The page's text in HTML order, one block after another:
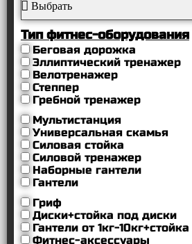
Тип фитнес-оборудования
Беговая дорожка
Эллиптический тренажер
Велотренажер
Степпер
Гребной тренажер
Мультистанция
Универсальная скамья
Силовая стойка
Силовой тренажер
Наборные гантели
Гантели
Гриф
Диски+стойка под диски
Гантели от 1кг-10кг+стойка
Фитнес-аксессуары